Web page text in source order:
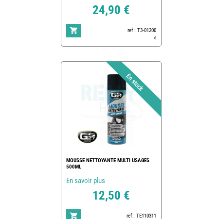
24,90 €
ref : T3-01200
0
MOUSSE NETTOYANTE MULTI USAGES
500ML
En savoir plus
12,50 €
ref : TE110311